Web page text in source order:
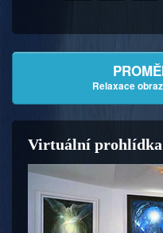
Relaxace
Virtuální prohlídka